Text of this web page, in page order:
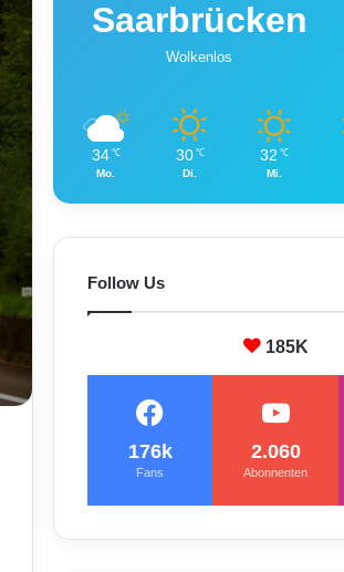
Saarbrücken
Wolkenlos
34 ℃
Mo.
30 ℃
Di.
32 ℃
Mi.
Follow Us
185K
176k
Fans
2.060
Abonnenten